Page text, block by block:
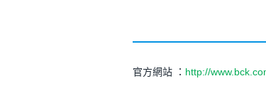
官方網站 ： http://